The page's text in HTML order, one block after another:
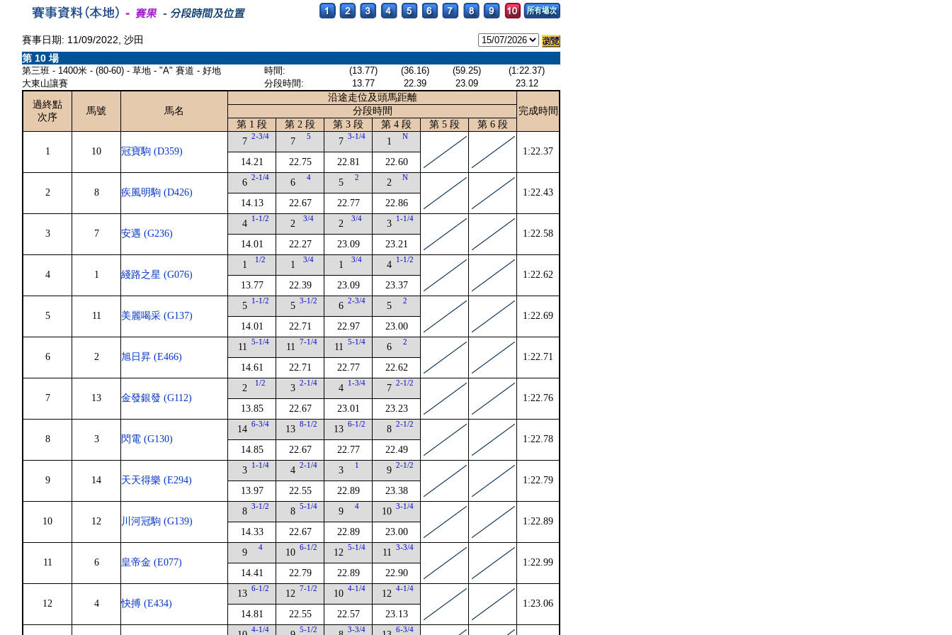
賽事日期: 11/09/2022, 沙田
第 10 場
第三班 - 1400米 - (80-60) - 草地 - "A" 賽道 - 好地
大東山讓賽
時間: (13.77) (36.16) (59.25)
(1:22.37)
分段時間:
13.77 22.39 23.09
23.12
過終點
次序
馬號 馬名
沿途走位及頭馬距離
完成時間
分段時間
第 1 段
第 2 段 第 3 段 第 4 段 第 5 段 第 6 段
1 10 冠寶駒 (D359)
7 2-3/4
14.21
7 5
22.75
7 3-1/4
22.81
1 N
22.60
1:22.37
2 8 疾風明駒 (D426)
6 2-1/4
14.13
6 4
22.67
5 2
22.77
2 N
22.86
1:22.43
3 7 安遇 (G236)
4 1-1/2
14.01
2 3/4
22.27
2 3/4
23.09
3 1-1/4
23.21
1:22.58
4 1 綫路之星 (G076)
1 1/2
13.77
1 3/4
22.39
1 3/4
23.09
4 1-1/2
23.37
1:22.62
5 11 美麗喝采 (G137)
5 1-1/2
14.01
5 3-1/2
22.71
6 2-3/4
22.97
5 2
23.00
1:22.69
6 2 旭日昇 (E466)
11 5-1/4
14.61
11 7-1/4
22.71
11 5-1/4
22.77
6 2
22.62
1:22.71
7 13 金發銀發 (G112)
2 1/2
13.85
3 2-1/4
22.67
4 1-3/4
23.01
7 2-1/2
23.23
1:22.76
8 3 閃電 (G130)
14 6-3/4
14.85
13 8-1/2
22.67
13 6-1/2
22.77
8 2-1/2
22.49
1:22.78
9 14 天天得樂 (E294)
3 1-1/4
13.97
4 2-1/4
22.55
3 1
22.89
9 2-1/2
23.38
1:22.79
10 12 川河冠駒 (G139)
8 3-1/2
14.33
8 5-1/4
22.67
9 4
22.89
10 3-1/4
23.00
1:22.89
11 6 皇帝金 (E077)
9 4
14.41
10 6-1/2
22.79
12 5-1/4
22.89
11 3-3/4
22.90
1:22.99
12 4 快搏 (E434)
13 6-1/2
14.81
12 7-1/2
22.55
10 4-1/4
22.57
12 4-1/4
23.13
1:23.06
4-1/4 5-1/2 3-3/4 6-3/4